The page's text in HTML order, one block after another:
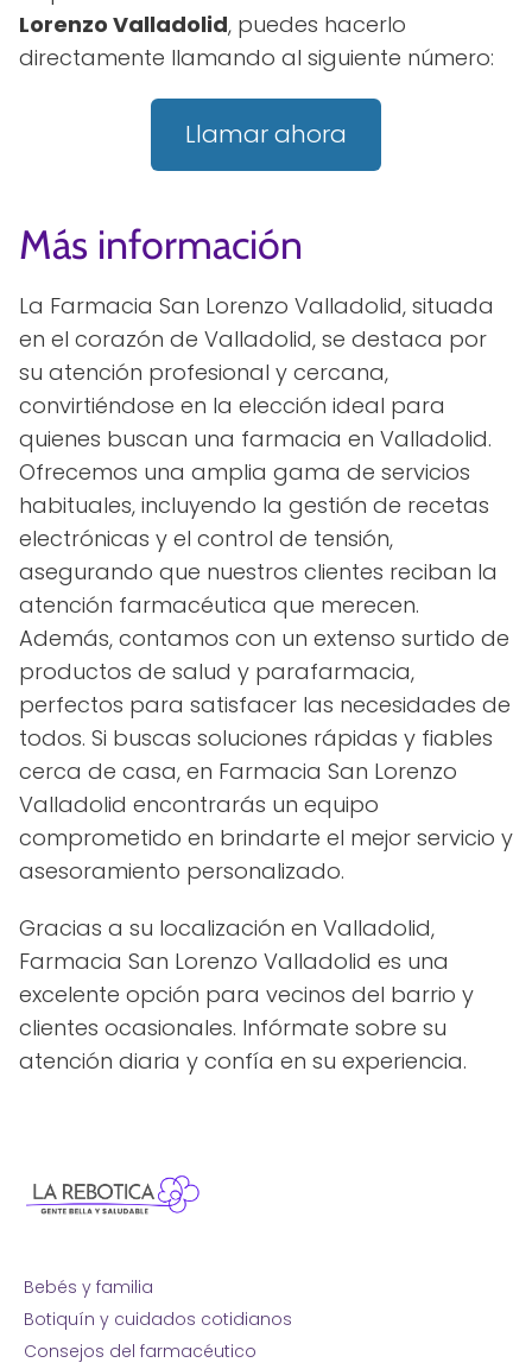
Lorenzo Valladolid, puedes hacerlo
directamente llamando al siguiente número:
Llamar ahora
Más información
La Farmacia San Lorenzo Valladolid, situada
en el corazón de Valladolid, se destaca por
su atención profesional y cercana,
convirtiéndose en la elección ideal para
quienes buscan una farmacia en Valladolid.
Ofrecemos una amplia gama de servicios
habituales, incluyendo la gestión de recetas
electrónicas y el control de tensión,
asegurando que nuestros clientes reciban la
atención farmacéutica que merecen.
Además, contamos con un extenso surtido de
productos de salud y parafarmacia,
perfectos para satisfacer las necesidades de
todos. Si buscas soluciones rápidas y fiables
cerca de casa, en Farmacia San Lorenzo
Valladolid encontrarás un equipo
comprometido en brindarte el mejor servicio y
asesoramiento personalizado.
Gracias a su localización en Valladolid,
Farmacia San Lorenzo Valladolid es una
excelente opción para vecinos del barrio y
clientes ocasionales. Infórmate sobre su
atención diaria y confía en su experiencia.
Bebés y familia
Botiquín y cuidados cotidianos
Consejos del farmacéutico